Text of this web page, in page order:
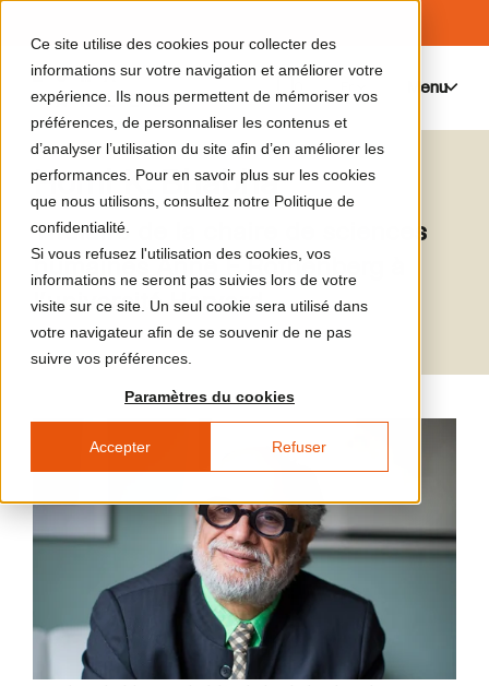
Ce site utilise des cookies pour collecter des
informations sur votre navigation et améliorer votre
expérience. Ils nous permettent de mémoriser vos
préférences, de personnaliser les contenus et
d’analyser l’utilisation du site afin d’en améliorer les
performances. Pour en savoir plus sur les cookies
que nous utilisons, consultez notre Politique de
confidentialité.
Si vous refusez l'utilisation des cookies, vos
informations ne seront pas suivies lors de votre
visite sur ce site. Un seul cookie sera utilisé dans
votre navigateur afin de se souvenir de ne pas
suivre vos préférences.
Paramètres du cookies
Accepter Refuser
Menu
Homi K. Bhabha
Titulaire de la chaire de sciences
humaines Anne F. Rothenberg à
l’université Harvard